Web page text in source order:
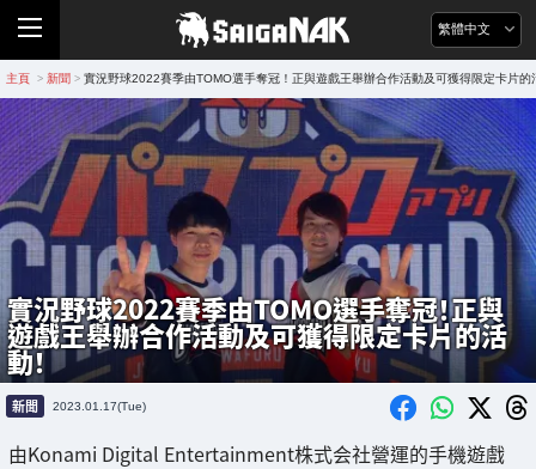
繁體中文
主頁 > 新聞 > 實況野球2022賽季由TOMO選手奪冠！正與遊戲王舉辦合作活動及可獲得限定卡片的
實況野球2022賽季由TOMO選手奪冠！正與
遊戲王舉辦合作活動及可獲得限定卡片的活
動！
新聞 2023.01.17(Tue)
由Konami Digital Entertainment株式会社營運的手機遊戲